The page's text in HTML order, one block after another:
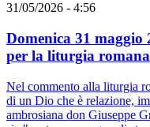
31/05/2026 - 4:56
Domenica 31 maggio
per la liturgia
Nel commento alla liturgia
di un Dio che è relazione,
ambrosiana don Giuseppe